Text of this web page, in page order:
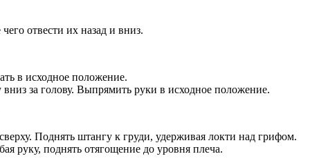
отвести их назад и вниз.
в исходное положение.
за голову. Выпрямить руки в исходное положение.
Поднять штангу к груди, удерживая локти над грифом.
руку, поднять отягощение до уровня плеча.